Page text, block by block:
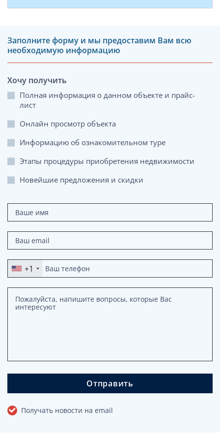
Заполните форму и мы предоставим Вам всю
необходимую информацию
+1
Хочу получить
Полная информация о данном объекте и прайс-
лист
Онлайн просмотр объекта
Информацию об ознакомительном туре
Этапы процедуры приобретения недвижимости
Новейшие предложения и скидки
Отправить
Получать новости на email